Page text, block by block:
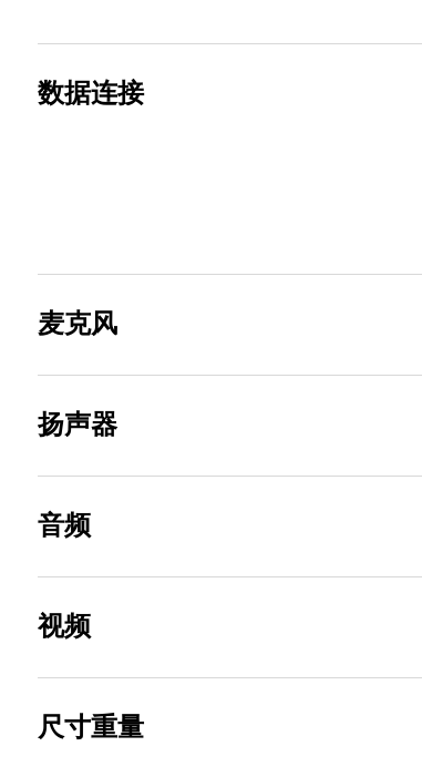
数据连接
麦克风
扬声器
音频
视频
尺寸重量